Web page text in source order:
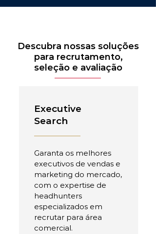
Descubra nossas soluções
para recrutamento,
seleção e avaliação
Executive
Search
Garanta os melhores
executivos de vendas e
marketing do mercado,
com o expertise de
headhunters
especializados em
recrutar para área
comercial.